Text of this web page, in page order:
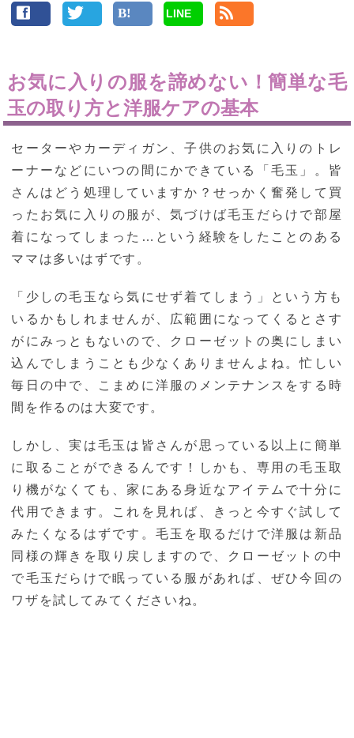
LINE
お気に入りの服を諦めない！簡単な毛
玉の取り方と洋服ケアの基本
セーターやカーディガン、子供のお気に入りのトレ
ーナーなどにいつの間にかできている「毛玉」。皆
さんはどう処理していますか？せっかく奮発して買
ったお気に入りの服が、気づけば毛玉だらけで部屋
着になってしまった…という経験をしたことのある
ママは多いはずです。
「少しの毛玉なら気にせず着てしまう」という方も
いるかもしれませんが、広範囲になってくるとさす
がにみっともないので、クローゼットの奥にしまい
込んでしまうことも少なくありませんよね。忙しい
毎日の中で、こまめに洋服のメンテナンスをする時
間を作るのは大変です。
しかし、実は毛玉は皆さんが思っている以上に簡単
に取ることができるんです！しかも、専用の毛玉取
り機がなくても、家にある身近なアイテムで十分に
代用できます。これを見れば、きっと今すぐ試して
みたくなるはずです。毛玉を取るだけで洋服は新品
同様の輝きを取り戻しますので、クローゼットの中
で毛玉だらけで眠っている服があれば、ぜひ今回の
ワザを試してみてくださいね。